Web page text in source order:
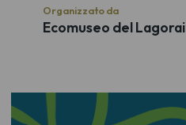
Organizzato da
Ecomuseo del Lagorai